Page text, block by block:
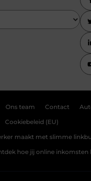
Ons team Contact
Cookiebeleid (EU)
maakt met slimme
hoe jij online